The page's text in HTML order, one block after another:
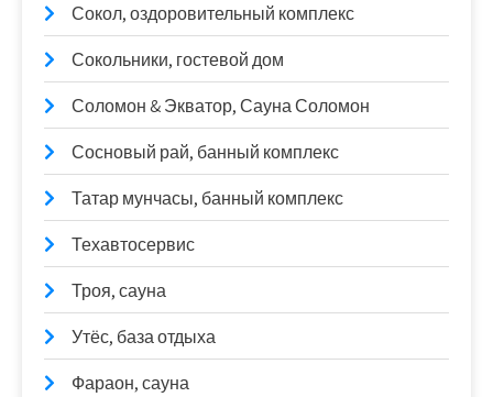
Сокол, оздоровительный комплекс
Сокольники, гостевой дом
Соломон & Экватор, Сауна Соломон
Сосновый рай, банный комплекс
Татар мунчасы, банный комплекс
Техавтосервис
Троя, сауна
Утёс, база отдыха
Фараон, сауна